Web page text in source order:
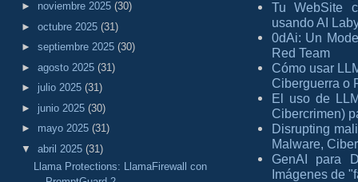
► noviembre 2025 (30)
► octubre 2025 (31)
► septiembre 2025 (30)
► agosto 2025 (31)
► julio 2025 (31)
► junio 2025 (30)
► mayo 2025 (31)
▼ abril 2025 (31)
Llama Protections: LlamaFirewall con
Tu WebSite
usando AI
0dAi: Un
Red Team
Cómo usar
Ciberguerra o
El uso de
Cibercrimen)
Disrupting
Malware,
GenAI para
Imágenes de